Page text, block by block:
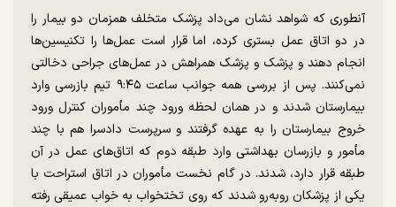
آنطوری که شواهد نشان می‌داد پزشک متخلف همزمان دو بیمار را
در دو اتاق عمل بستری کرده، اما قرار است عمل‌ها را تکنیسین‌ها
انجام دهند و پزشک و پزشک همراهش در عمل‌های جراحی دخالتی
نمی‌کنند. پس از بررسی همه جوانب ساعت ۹:۴۵ تیم بازرسی وارد
بیمارستان شدند و در همان لحظه ورود چند مأموران کنترل ورود
خروج بیمارستان را به عهده گرفتند و سرپرست دادسرا هم با چند
مأمور و بازرسان بهداشتی وارد طبقه دوم که اتاق‌های عمل در آن
طبقه قرار دارد، شدند. در گام نخست مأموران در اتاق استراحت با
یکی از پزشکان روبه‌رو شدند که روی تختخواب به خواب عمیقی رفته